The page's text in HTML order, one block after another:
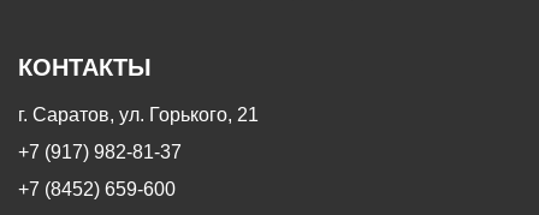
КОНТАКТЫ
г. Саратов, ул. Горького, 21
+7 (917) 982-81-37
+7 (8452) 659-600